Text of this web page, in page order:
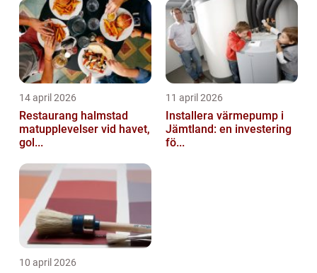
14 april 2026
Restaurang halmstad
matupplevelser vid havet,
gol...
11 april 2026
Installera värmepump i
Jämtland: en investering
fö...
10 april 2026